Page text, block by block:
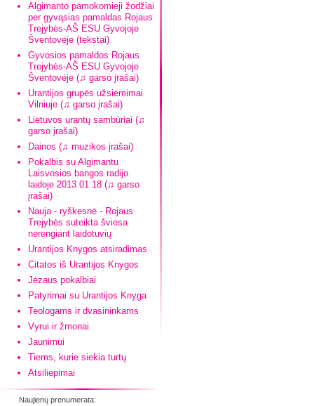
Algimanto pamokomieji žodžiai
per gyvąsias pamaldas Rojaus
Trejybės-AŠ ESU Gyvojoje
Šventovėje (tekstai)
Gyvosios pamaldos Rojaus
Trejybės-AŠ ESU Gyvojoje
Šventovėje (♫ garso įrašai)
Urantijos grupės užsiėmimai
Vilniuje (♫ garso įrašai)
Lietuvos urantų sambūriai (♫
garso įrašai)
Dainos (♫ muzikos įrašai)
Pokalbis su Algimantu
Laisvosios bangos radijo
laidoje 2013 01 18 (♫ garso
įrašai)
Nauja - ryškesnė - Rojaus
Trejybės suteikta šviesa
nerengiant laidotuvių
Urantijos Knygos atsiradimas
Citatos iš Urantijos Knygos
Jėzaus pokalbiai
Patyrimai su Urantijos Knyga
Teologams ir dvasininkams
Vyrui ir žmonai
Jaunimui
Tiems, kurie siekia turtų
Atsiliepimai
Naujienų prenumerata: